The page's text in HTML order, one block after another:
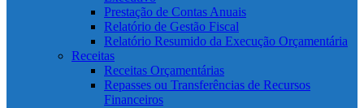
Prestação de Contas Anuais
Relatório de Gestão Fiscal
Relatório Resumido da Execução Orçamentária
Receitas
Receitas Orçamentárias
Repasses ou Transferências de Recursos
Financeiros